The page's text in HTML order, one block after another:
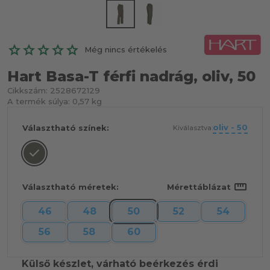
Még nincs értékelés
Hart Basa-T férfi nadrág, oliv, 50
Cikkszám: 2528672129
A termék súlya: 0,57 kg
Választható színek: Kiválasztva:oliv - 50
Választható méretek: Mérettáblázat straighten
46 48 50 52
54
56
58 60
Külső készlet, várható beérkezés érdi